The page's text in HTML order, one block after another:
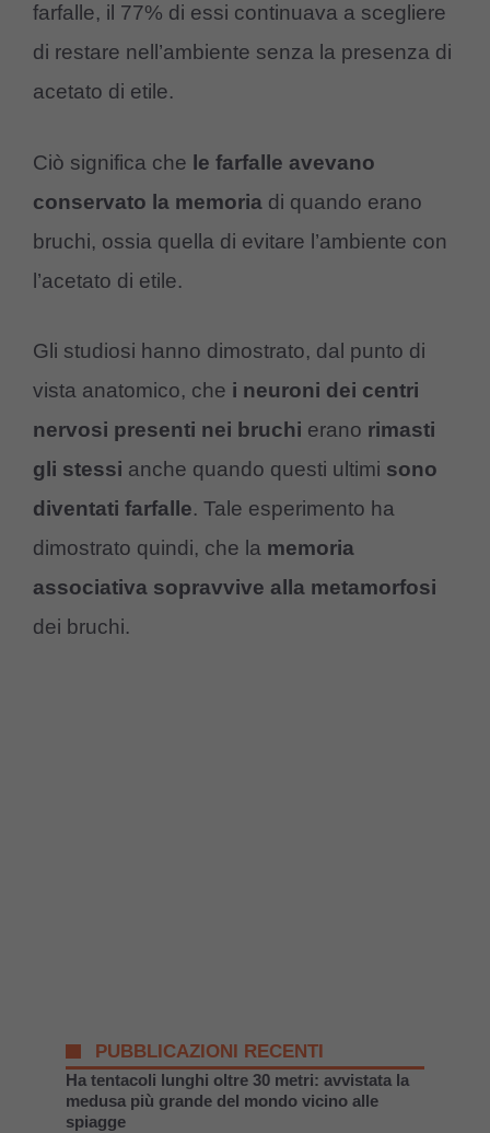
farfalle, il 77% di essi continuava a scegliere
di restare nell’ambiente senza la presenza di
acetato di etile.
Ciò significa che le farfalle avevano
conservato la memoria di quando erano
bruchi, ossia quella di evitare l’ambiente con
l’acetato di etile.
Gli studiosi hanno dimostrato, dal punto di
vista anatomico, che i neuroni dei centri
nervosi presenti nei bruchi erano rimasti
gli stessi anche quando questi ultimi sono
diventati farfalle. Tale esperimento ha
dimostrato quindi, che la memoria
associativa sopravvive alla metamorfosi
dei bruchi.
PUBBLICAZIONI RECENTI
Ha tentacoli lunghi oltre 30 metri: avvistata la
medusa più grande del mondo vicino alle
spiagge